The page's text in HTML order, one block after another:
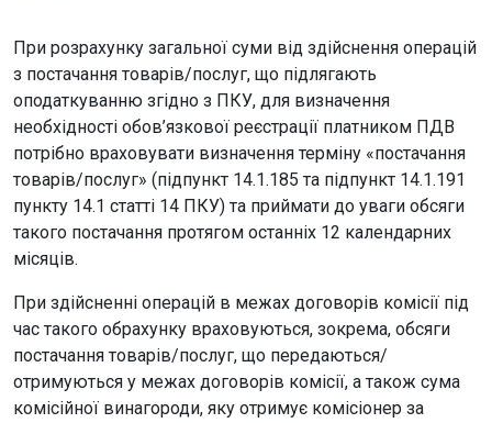
При розрахунку загальної суми від здійснення операцій
з постачання товарів/послуг, що підлягають
оподаткуванню згідно з ПКУ, для визначення
необхідності обов’язкової реєстрації платником ПДВ
потрібно враховувати визначення терміну «постачання
товарів/послуг» (підпункт 14.1.185 та підпункт 14.1.191
пункту 14.1 статті 14 ПКУ) та приймати до уваги обсяги
такого постачання протягом останніх 12 календарних
місяців.
При здійсненні операцій в межах договорів комісії під
час такого обрахунку враховуються, зокрема, обсяги
постачання товарів/послуг, що передаються/
отримуються у межах договорів комісії, а також сума
комісійної винагороди, яку отримує комісіонер за